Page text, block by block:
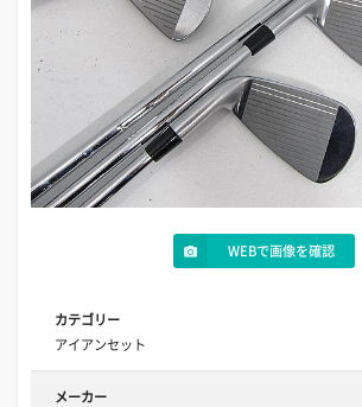
WEBで画像を確認
カテゴリー
アイアンセット
メーカー